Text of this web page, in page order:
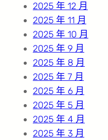
2025 年 12 月
2025 年 11 月
2025 年 10 月
2025 年 9 月
2025 年 8 月
2025 年 7 月
2025 年 6 月
2025 年 5 月
2025 年 4 月
2025 年 3 月